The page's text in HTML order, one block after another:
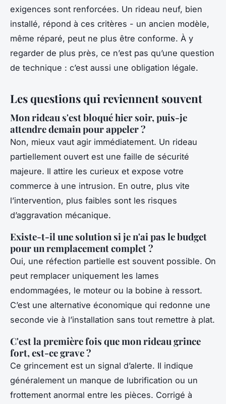
exigences sont renforcées. Un rideau neuf, bien
installé, répond à ces critères - un ancien modèle,
même réparé, peut ne plus être conforme. À y
regarder de plus près, ce n’est pas qu’une question
de technique : c’est aussi une obligation légale.
Les questions qui reviennent souvent
Mon rideau s'est bloqué hier soir, puis-je
attendre demain pour appeler ?
Non, mieux vaut agir immédiatement. Un rideau
partiellement ouvert est une faille de sécurité
majeure. Il attire les curieux et expose votre
commerce à une intrusion. En outre, plus vite
l’intervention, plus faibles sont les risques
d’aggravation mécanique.
Existe-t-il une solution si je n'ai pas le budget
pour un remplacement complet ?
Oui, une réfection partielle est souvent possible. On
peut remplacer uniquement les lames
endommagées, le moteur ou la bobine à ressort.
C’est une alternative économique qui redonne une
seconde vie à l’installation sans tout remettre à plat.
C'est la première fois que mon rideau grince
fort, est-ce grave ?
Ce grincement est un signal d’alerte. Il indique
généralement un manque de lubrification ou un
frottement anormal entre les pièces. Corrigé à